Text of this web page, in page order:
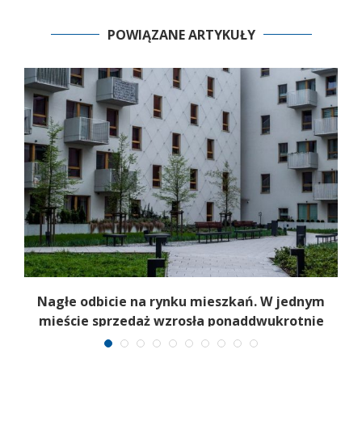
POWIĄZANE ARTYKUŁY
Nagłe odbicie na rynku mieszkań. W jednym
mieście sprzedaż wzrosła ponaddwukrotnie